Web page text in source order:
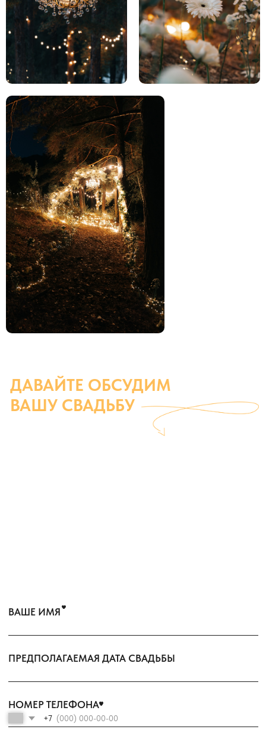
Согласен на получение новостной
и рекламной рассылки.
Ознакомиться
с согласием на получение новостной
и рекламной рассылки.
ОБСУДИТЬ СВАДЬБУ
Обязательное поле